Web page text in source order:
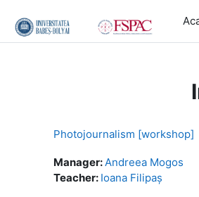
Photojournalism [workshop]
Manager:Andreea Mogos
Teacher: Ioana Filipaș